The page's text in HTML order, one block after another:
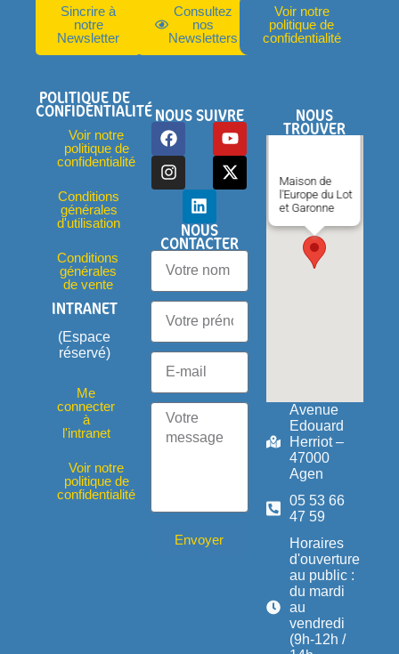
Sincrire à
notre
Newsletter
Consultez
nos
Newsletters
Voir notre
politique de
confidentialité
POLITIQUE DE
CONFIDENTIALITÉ
Voir notre
politique de
confidentialité
Conditions
générales
d'utilisation
Conditions
générales
de vente
INTRANET
(Espace
réservé)
Me
connecter
à
l'intranet
Voir notre
politique de
confidentialité
NOUS SUIVRE
NOUS
CONTACTER
Envoyer
NOUS
TROUVER
Maison de
l'Europe du Lot
et Garonne
Avenue
Edouard
Herriot –
47000
Agen
05 53 66
47 59
Horaires
d'ouverture
au public :
du mardi
au
vendredi
(9h-12h /